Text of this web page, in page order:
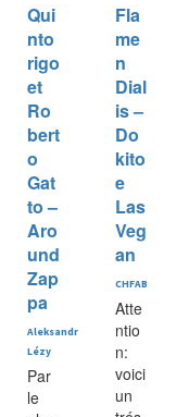
Qui
nto
rigo
et
Ro
bert
o
Gat
to –
Aro
und
Zap
pa
Aleksandr
Lézy
Par
le
Fla
me
n
Dial
is –
Do
kito
e
Las
Veg
an
CHFAB
Atte
ntio
n:
voici
un